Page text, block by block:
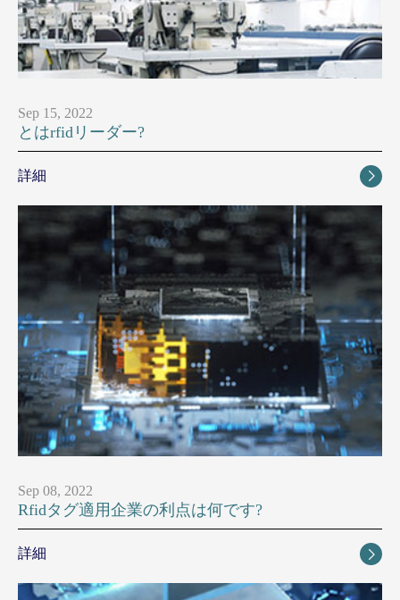
Sep 15, 2022
とはrfidリーダー?
詳細 
Sep 08, 2022
Rfidタグ適用企業の利点は何です?
詳細 